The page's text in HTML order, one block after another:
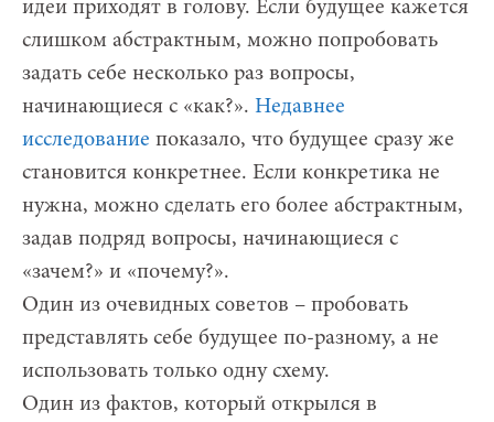
идеи приходят в голову. Если будущее кажется
слишком абстрактным, можно попробовать
задать себе несколько раз вопросы,
начинающиеся с «как?». Недавнее
исследование показало, что будущее сразу же
становится конкретнее. Если конкретика не
нужна, можно сделать его более абстрактным,
задав подряд вопросы, начинающиеся с
«зачем?» и «почему?».
Один из очевидных советов – пробовать
представлять себе будущее по-разному, а не
использовать только одну схему.
Один из фактов, который открылся в